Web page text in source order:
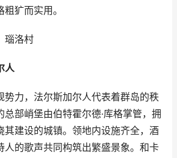
犷而实用。
瑙洛村
人
势力，法尔斯加尔人代表着群岛的秩
部峭堡由伯特霍尔德·库格掌管，拥
其建设的城镇。领地内设施齐全，酒
人的歌声共同构筑出繁盛景象。和卡